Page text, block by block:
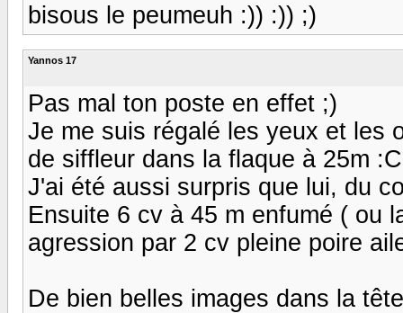
bisous le peumeuh :)) :)) ;)
Yannos 17
Pas mal ton poste en effet ;)
Je me suis régalé les yeux et les
de siffleur dans la flaque à 25m
J'ai été aussi surpris que lui, du
Ensuite 6 cv à 45 m enfumé ( ou
agression par 2 cv pleine poire
De bien belles images dans la